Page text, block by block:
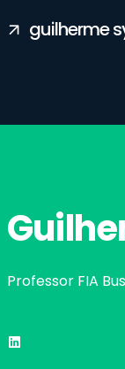
guilherme
Professor FIA